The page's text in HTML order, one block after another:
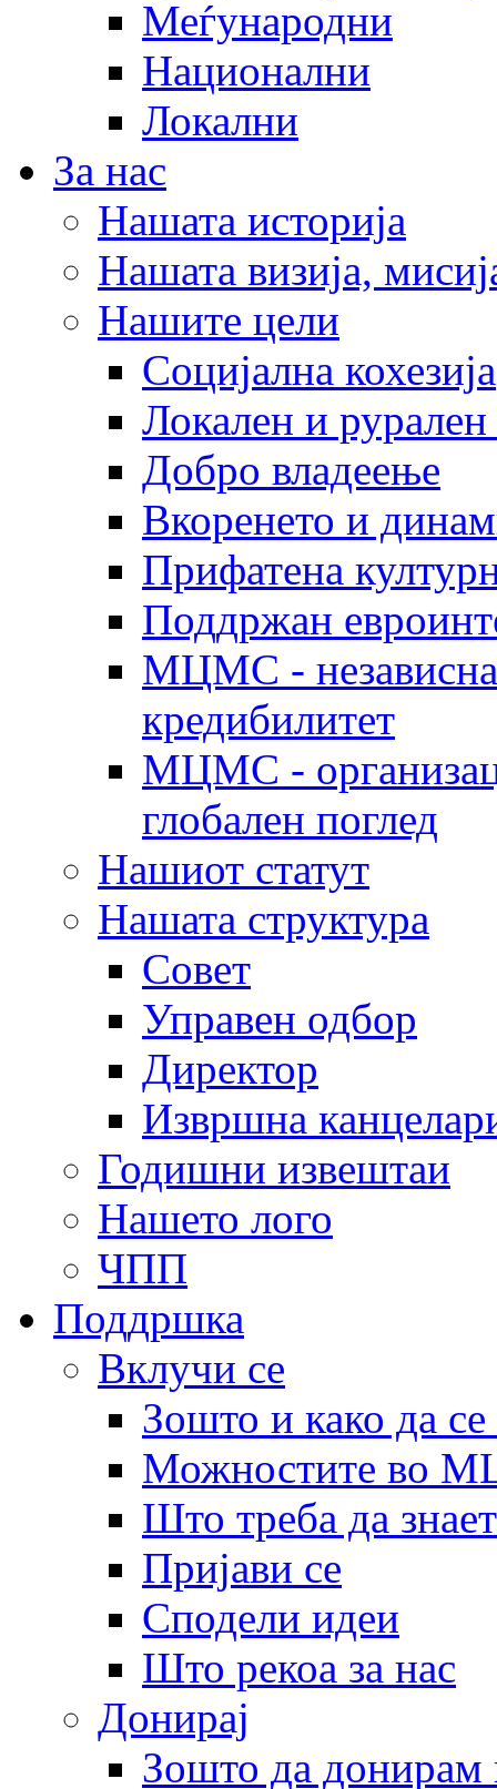
Меѓународни
Национални
Локални
За нас
Нашата историја
Нашата визија,
Нашите цели
Социјална кохезија
Локален и рурален
Добро владеење
Вкоренето и
Прифатена
Поддржан
МЦМС - независна
кредибилитет
МЦМС -
глобален поглед
Нашиот статут
Нашата структура
Совет
Управен одбор
Директор
Извршна
Годишни извештаи
Нашето лого
ЧПП
Поддршка
Вклучи се
Зошто и како да
Можностите во
Што треба да
Пријави се
Сподели идеи
Што рекоа за нас
Донирај
Зошто да